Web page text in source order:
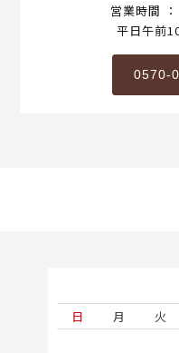
営業時間
平日午前
0570-
日
月 火